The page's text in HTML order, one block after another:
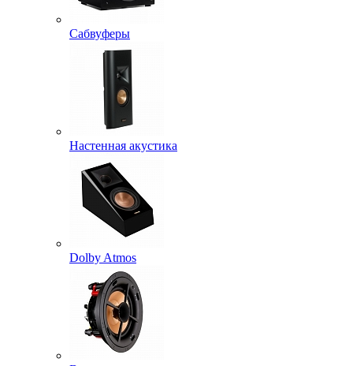
Сабвуферы
Настенная акустика
Dolby Atmos